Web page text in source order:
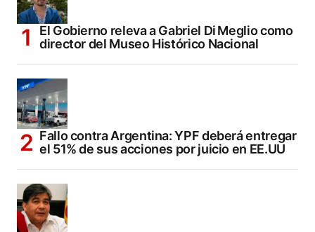
El Gobierno releva a Gabriel Di Meglio como
director del Museo Histórico Nacional
Fallo contra Argentina: YPF deberá entregar
el 51% de sus acciones por juicio en EE.UU